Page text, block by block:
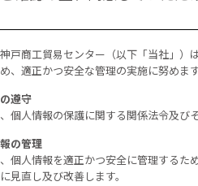
戸商工貿易センター（以下「当社」
、適正かつ安全な管理の実施に努めます
遵守
個人情報の保護に関する関係法令及び
の管理
個人情報を適正かつ安全に管理するた
見直し及び改善します。